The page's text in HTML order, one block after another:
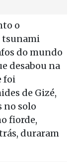
o
tsunami
do mundo
desabou na
foi
de Gizé,
no solo
fiorde,
duraram